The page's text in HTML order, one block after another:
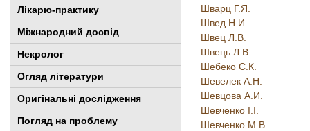
Лікарю-практику
Міжнародний досвід
Некролог
Огляд літератури
Оригінальні дослідження
Погляд на проблему
Шварц Г.Я.
Швед Н.И.
Швец Л.В.
Швець Л.В.
Шебеко С.К.
Шевелек А.Н.
Шевцова А.И.
Шевченко І.І.
Шевченко М.В.